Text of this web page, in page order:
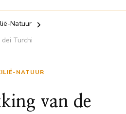
Natuur
Turchi
NATUUR
van de